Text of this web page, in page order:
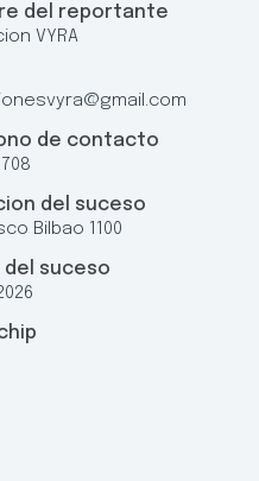
del reportante
VYRA
de contacto
del suceso
Bilbao 1100
del suceso